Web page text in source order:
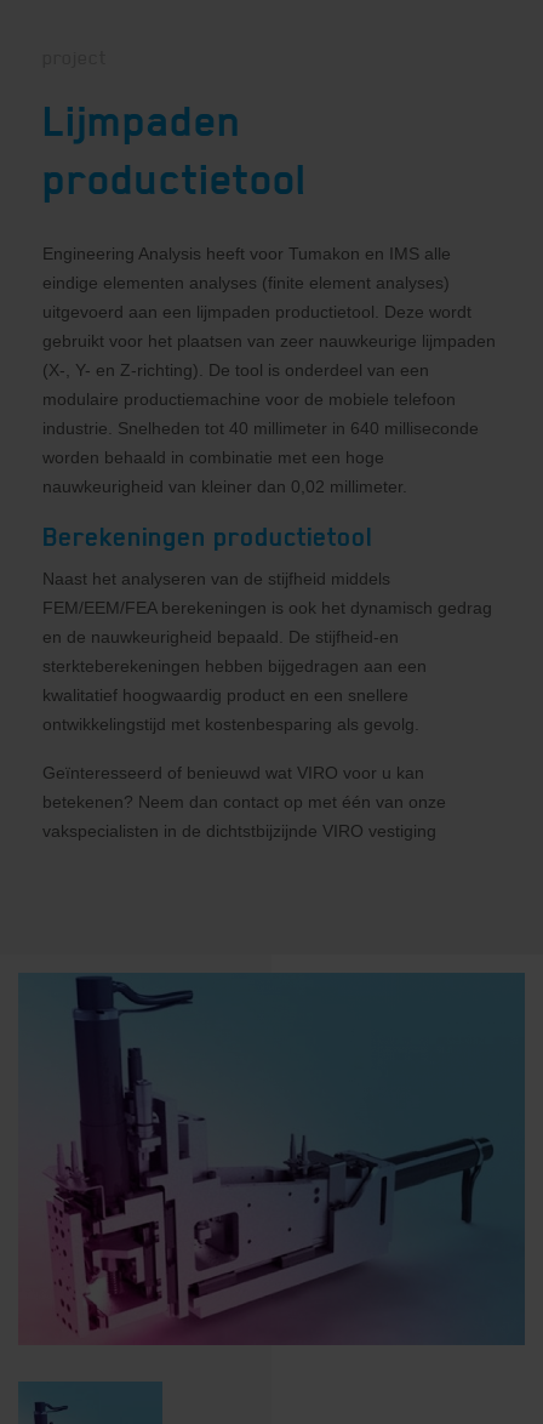
Lijmpaden
productietool
Engineering Analysis heeft voor Tumakon en IMS alle
eindige elementen analyses (finite element analyses)
uitgevoerd aan een lijmpaden productietool. Deze wordt
gebruikt voor het plaatsen van zeer nauwkeurige lijmpaden
(X-, Y- en Z-richting). De tool is onderdeel van een
modulaire productiemachine voor de mobiele telefoon
industrie. Snelheden tot 40 millimeter in 640 milliseconde
worden behaald in combinatie met een hoge
nauwkeurigheid van kleiner dan 0,02 millimeter.
Berekeningen productietool
Naast het analyseren van de stijfheid middels
FEM/EEM/FEA berekeningen is ook het dynamisch gedrag
en de nauwkeurigheid bepaald. De stijfheid-en
sterkteberekeningen hebben bijgedragen aan een
kwalitatief hoogwaardig product en een snellere
ontwikkelingstijd met kostenbesparing als gevolg.
Geïnteresseerd of benieuwd wat VIRO voor u kan
betekenen? Neem dan contact op met één van onze
vakspecialisten in de dichtstbijzijnde VIRO vestiging